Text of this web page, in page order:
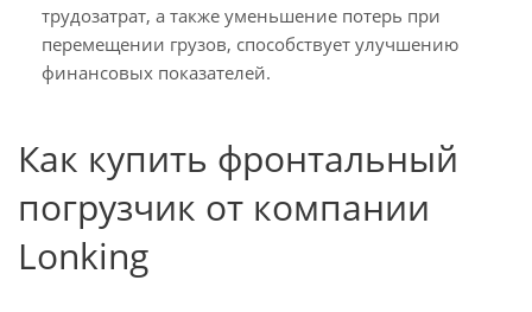
трудозатрат, а также уменьшение потерь при
перемещении грузов, способствует улучшению
финансовых показателей.
Как купить фронтальный
погрузчик от компании
Lonking